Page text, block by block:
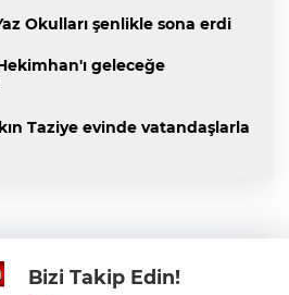
Okulları şenlikle sona erdi
geleceğe
Taziye evinde vatandaşlarla
Bizi Takip Edin!